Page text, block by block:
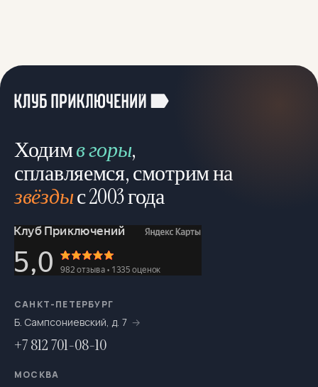
Можно с детьми
Молодёжный отдых
Мультитуры
На катамаранах
На каяках по Санкт-Петербургу
На морских каяках
Ходимв горы,
сплавляемся, смотрим на
звёздыс 2003 года
САНКТ-ПЕТЕРБУРГ
Б. Сампсониевский, д. 7
+7 812 701-08-10
МОСКВА